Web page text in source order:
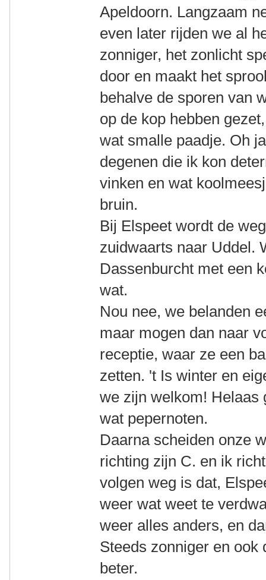
Apeldoorn. Langzaam
even later rijden we al
zonniger, het zonlicht
door en maakt het
behalve de sporen van
op de kop hebben
wat smalle paadje. Oh
degenen die ik kon
vinken en wat
bruin.
Bij Elspeet wordt de
zuidwaarts naar Uddel.
Dassenburcht met een
wat.
Nou nee, we belanden
maar mogen dan naar
receptie, waar ze een
zetten. 't Is winter en
we zijn welkom! Helaas
wat pepernoten.
Daarna scheiden onze
richting zijn C. en ik
volgen weg is dat,
weer wat weet te
weer alles anders, en
Steeds zonniger en ook
beter.